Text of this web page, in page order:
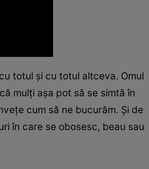
totul și cu totul altceva. Omul
mulți așa pot să se simtă în
cum să ne bucurăm. Și de
în care se obosesc, beau sau